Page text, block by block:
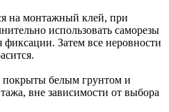
на монтажный клей, при
использовать саморезы
Затем все неровности
покрыты белым грунтом и
вне зависимости от выбора